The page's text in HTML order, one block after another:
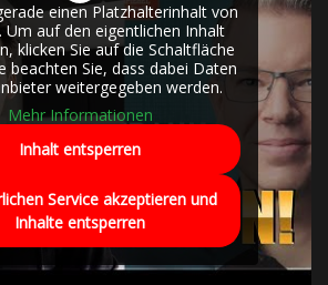
einen Platzhalterinhalt von
. Um auf den eigentlichen Inhalt
klicken Sie auf die Schaltfläche
beachten Sie, dass dabei Daten
weitergegeben werden.
Mehr Informationen
Inhalt entsperren
Service akzeptieren und
Inhalte entsperren